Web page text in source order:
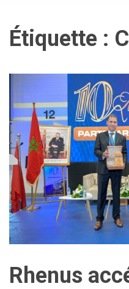
Étiquette :
Rhenus